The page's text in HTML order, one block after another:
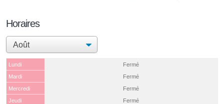
Horaires
Lundi
Fermé
Mardi
Fermé
Mercredi
Fermé
Jeudi
Fermé